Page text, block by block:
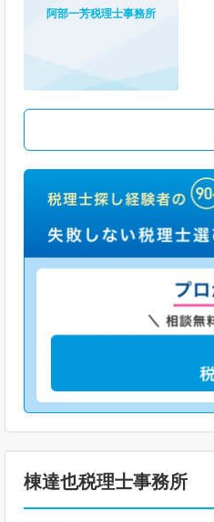
阿部一芳税理士事務所
棟達也税理士事務所